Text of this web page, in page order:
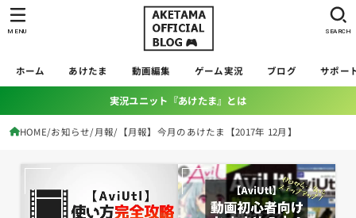
ホーム あけたま 動画編集 ゲーム実況 ブログ サポー
SEARCH
MENU
実況ユニット『あけたま』とは
HOME お知らせ 月報 【月報】今月のあけたま【2017年 12月】